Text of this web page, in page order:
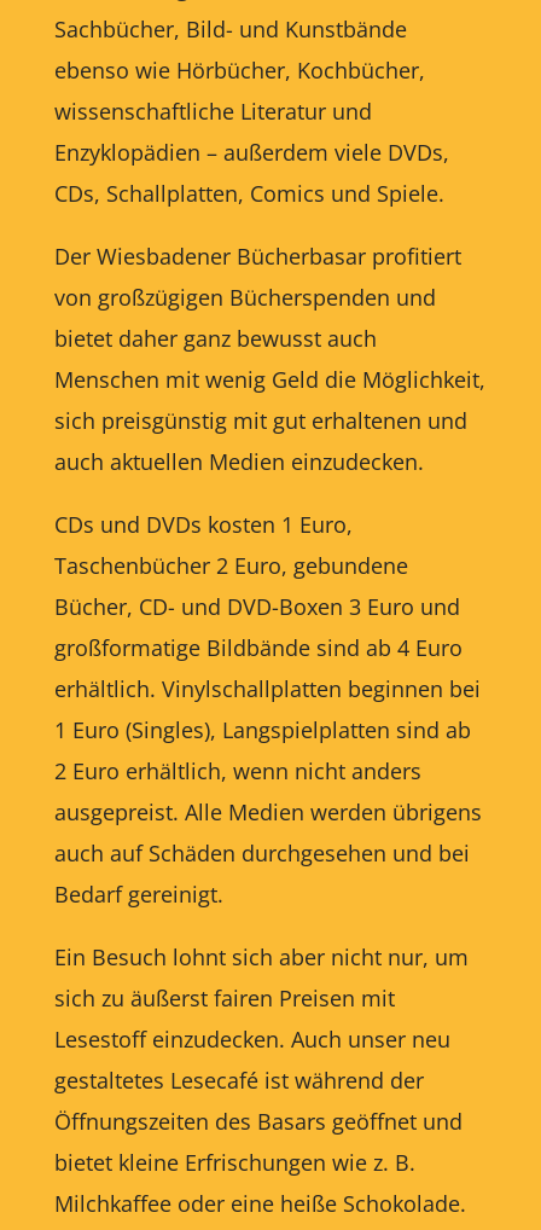
Sachbücher, Bild- und Kunstbände
ebenso wie Hörbücher, Kochbücher,
wissenschaftliche Literatur und
Enzyklopädien – außerdem viele DVDs,
CDs, Schallplatten, Comics und Spiele.
Der Wiesbadener Bücherbasar profitiert
von großzügigen Bücherspenden und
bietet daher ganz bewusst auch
Menschen mit wenig Geld die Möglichkeit,
sich preisgünstig mit gut erhaltenen und
auch aktuellen Medien einzudecken.
CDs und DVDs kosten 1 Euro,
Taschenbücher 2 Euro, gebundene
Bücher, CD- und DVD-Boxen 3 Euro und
großformatige Bildbände sind ab 4 Euro
erhältlich. Vinylschallplatten beginnen bei
1 Euro (Singles), Langspielplatten sind ab
2 Euro erhältlich, wenn nicht anders
ausgepreist. Alle Medien werden übrigens
auch auf Schäden durchgesehen und bei
Bedarf gereinigt.
Ein Besuch lohnt sich aber nicht nur, um
sich zu äußerst fairen Preisen mit
Lesestoff einzudecken. Auch unser neu
gestaltetes Lesecafé ist während der
Öffnungszeiten des Basars geöffnet und
bietet kleine Erfrischungen wie z. B.
Milchkaffee oder eine heiße Schokolade.